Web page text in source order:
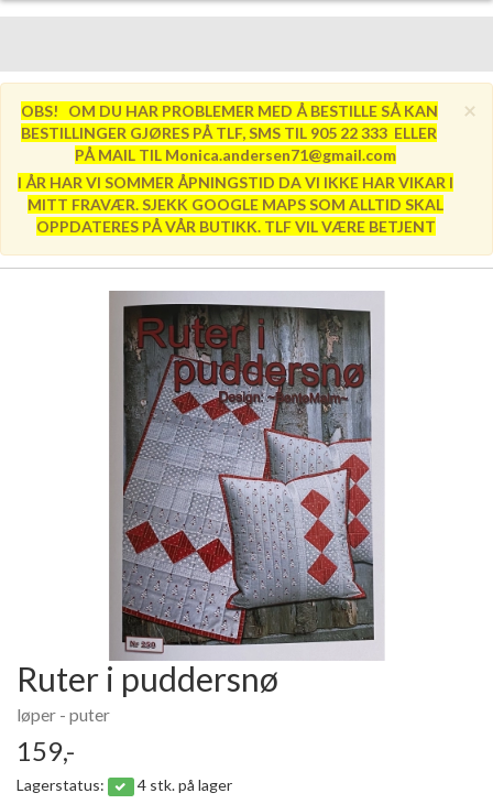
×
OBS! OM DU HAR PROBLEMER MED Å BESTILLE SÅ KAN
BESTILLINGER GJØRES PÅ TLF, SMS TIL 905 22 333 ELLER
PÅ MAIL TIL Monica.andersen71@gmail.com
I ÅR HAR VI SOMMER ÅPNINGSTID DA VI IKKE HAR VIKAR I
MITT FRAVÆR. SJEKK GOOGLE MAPS SOM ALLTID SKAL
OPPDATERES PÅ VÅR BUTIKK. TLF VIL VÆRE BETJENT
Ruter i puddersnø
løper - puter
159,-
Lagerstatus:
4 stk. på lager